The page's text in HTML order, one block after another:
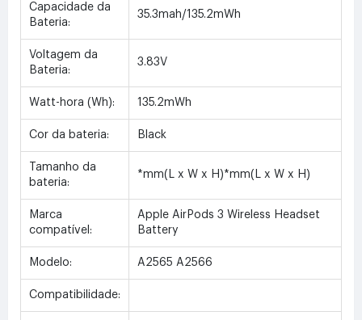
Capacidade da
Bateria:
35.3mah/135.2mWh
Voltagem da
Bateria:
3.83V
Watt-hora (Wh): 135.2mWh
Cor da bateria: Black
Tamanho da
bateria:
*mm(L x W x H)*mm(L x W x H)
Marca
compatível:
Apple AirPods 3 Wireless Headset
Battery
Modelo: A2565 A2566
Compatibilidade: